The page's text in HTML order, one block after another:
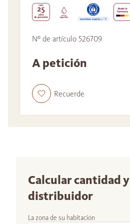
Nº de artículo 526709
A petición
Recuerde
Calcular cantidad
distribuidor
La zona de su habitación